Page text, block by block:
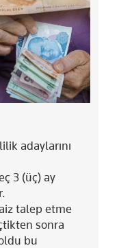
adaylarını
3 (üç) ay
talep etme
sonra
bu